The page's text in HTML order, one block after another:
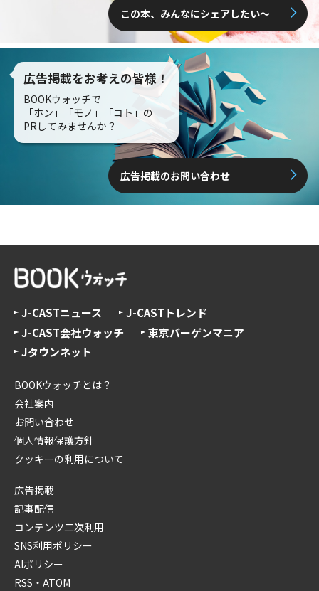
この本、みんなにシェアしたい〜
広告掲載をお考えの皆様！
BOOKウォッチで
「ホン」「モノ」「コト」の
PRしてみませんか？
広告掲載のお問い合わせ
J-CASTニュース
J-CASTトレンド
J-CAST会社ウォッチ
東京バーゲンマニア
Jタウンネット
BOOKウォッチとは？
会社案内
お問い合わせ
個人情報保護方針
クッキーの利用について
広告掲載
記事配信
コンテンツ二次利用
SNS利用ポリシー
AIポリシー
RSS・ATOM